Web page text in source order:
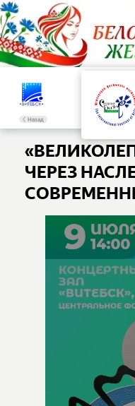
Назад
ЧЕРЕЗ